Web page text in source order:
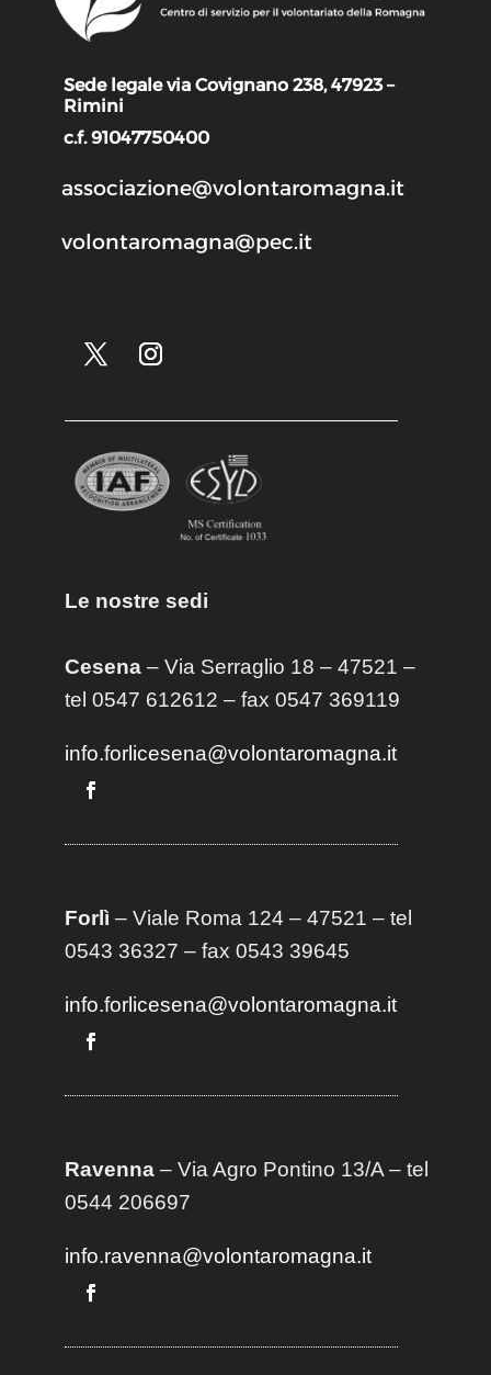
Sede legale via Covignano 238, 47923 –
Rimini
c.f. 91047750400
associazione@volontaromagna.it
volontaromagna@pec.it
Le nostre sedi
Cesena– Via Serraglio 18 – 47521 –
tel 0547 612612 – fax 0547 369119
info.forlicesena@volontaromagna.it
Forlì – Viale Roma 124 – 47521 – tel
0543 36327 – fax 0543 39645
info.forlicesena@volontaromagna.it
Ravenna– Via Agro Pontino 13/A– tel
0544 206697
info.ravenna@volontaromagna.it